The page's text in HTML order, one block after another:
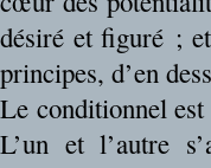
désiré et figuré ;
principes, d’en
Le conditionnel est
L’un et l’autre